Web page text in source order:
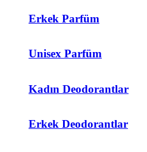
Erkek Parfüm
Unisex Parfüm
Kadın Deodorantlar
Erkek Deodorantlar